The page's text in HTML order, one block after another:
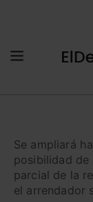
Se ampliará
posibilidad
parcial de la
el arrendador